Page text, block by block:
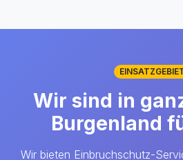
Wir sind in
Burgenland
Wir bieten Einbruchschutz-